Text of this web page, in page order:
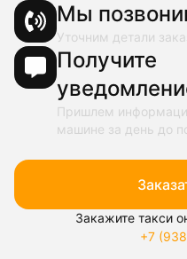
Мы
Уточним детали
Получите
Пришлем
машине за день до
Закажите такси
+7